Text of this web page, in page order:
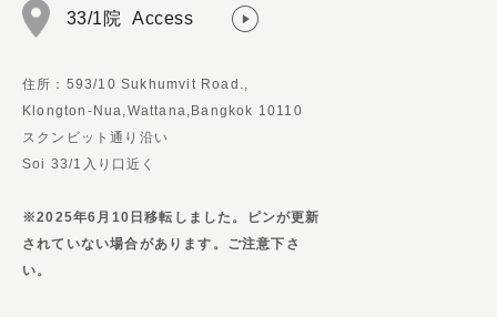
33/1院 Access
住所：593/10 Sukhumvit Road.,
Klongton-Nua,Wattana,Bangkok 10110
スクンビット通り沿い
Soi 33/1入り口近く
※2025年6月10日移転しました。ピンが更新
されていない場合があります。ご注意下さ
い。